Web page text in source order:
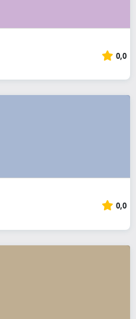
0,0
0,0